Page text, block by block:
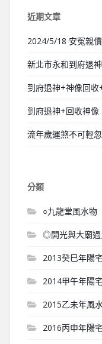
近期文章
2024/5/18 安冤親
新北市永和到府退
到府退神+神像回
到府退神+回收神
流年歲運煞不可輕忽
分類
○九龍堂風水物
◎開光與大廟過
2013癸巳年陽
2014甲午年陽
2015乙未年風
2016丙申年陽